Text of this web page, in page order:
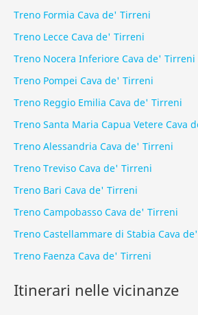
Treno Formia Cava de' Tirreni
Treno Lecce Cava de' Tirreni
Treno Nocera Inferiore Cava de' Tirreni
Treno Pompei Cava de' Tirreni
Treno Reggio Emilia Cava de' Tirreni
Treno Santa Maria Capua Vetere Cava
Treno Alessandria Cava de' Tirreni
Treno Treviso Cava de' Tirreni
Treno Bari Cava de' Tirreni
Treno Campobasso Cava de' Tirreni
Treno Castellammare di Stabia Cava
Treno Faenza Cava de' Tirreni
Itinerari nelle vicinanze